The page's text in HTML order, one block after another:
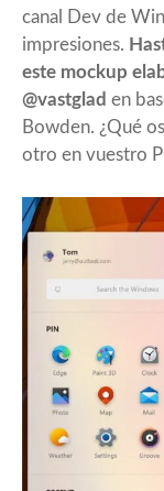
canal Dev de
impresiones.
este mockup
@vastglad en
Bowden. ¿Qué
otro en vuestro